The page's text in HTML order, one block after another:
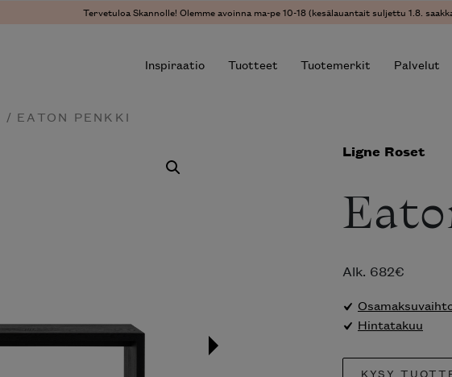
Tervetuloa Skannolle! Olemme avoinna ma-pe 10-18 (kesälauantait suljettu 1.8.
Inspiraatio Tuotteet Tuotemerkit Palvelut
/ EATON PENKKI
Ligne Roset
Alk. 682€
Hintatakuu
KYSY